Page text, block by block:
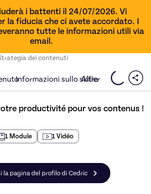
i battenti il 24/07/2026. Vi
la fiducia che ci avete accordato. I
tutte le informazioni utili via
email.
dei contenuti
Informazioni sullo skillerAltre offerte dello
productivité pour vos contenus !
1 Module 1Vidéo
la pagina del profilo di Cedric